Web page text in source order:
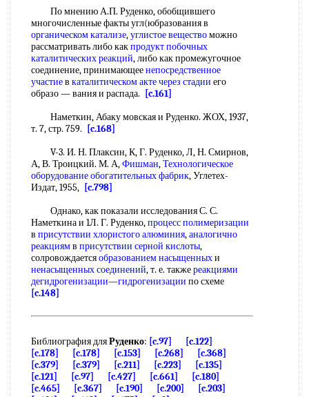
По мнению А.П. Руденко, обобщившего
многочисленные факты угл(юбразования в
органическом катализе,углистое веществоможно
рассматривать либо какпродукт побочных
каталитических реакций, либо как промежугочное
соединение, принимающеенепосредственное
участиев каталитическом актечерез стадии его
образо — вания и распада.
[c.161]
Наметкин, Абаку мовская и Руденко. ЖОХ, 1937,
т. 7, стр. 759.
[c.168]
V-3. И. Н. Плаксин, К, Г. Руденко, Л, Н. Смирнов,
А, В. Троицкий. М. А,Фишман,Технологическое
оборудованиеобогатительных фабрик, Углетех-
Издат, 1955, [c.798]
Однако, как показали исследования С. С.
Наметкина и 1Л. Г. Руденко,процесс полимеризации
в присутствии хлористого алюминия,аналогично
реакциямв присутствии серной кислоты,
солровождаетсяобразованием насыщенныхи
ненасыщенных соединений, т. е. такжереакциями
дегидрогенизации—гидрогенизации по схеме
[c.148]
Библиография дляРуденко: [c.97]
[c.122]
[c.178]
[c.178] [c.153] [c.268]
[c.368]
[c.379]
[c.379] [c.211] [c.223]
[c.135]
[c.121]
[c.97] [c.427] [c.661]
[c.180]
[c.465]
[c.367] [c.190] [c.200]
[c.203]